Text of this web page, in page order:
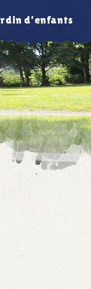
d’enfants